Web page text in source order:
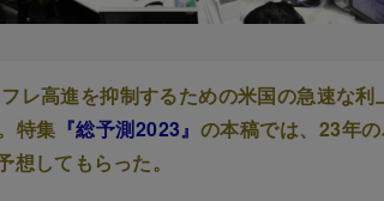
レ高進を抑制するための米国の急速な
特集 『総予測2023』 の本稿では、23年
想してもらった。